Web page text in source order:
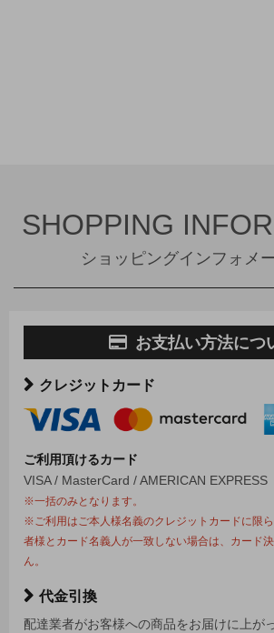
SHOPPING
ショッピングインフォメ
お支払い方法につ
クレジットカード
ご利用頂けるカード
VISA / MasterCard / AMERICAN EXPRESS
※一括のみとなります。
※ご利用はご本人様名義のクレジットカードに限
者様とカード名義人が一致しない場合は、カード
ん。
代金引換
配達業者がお客様への商品をお届けに上が